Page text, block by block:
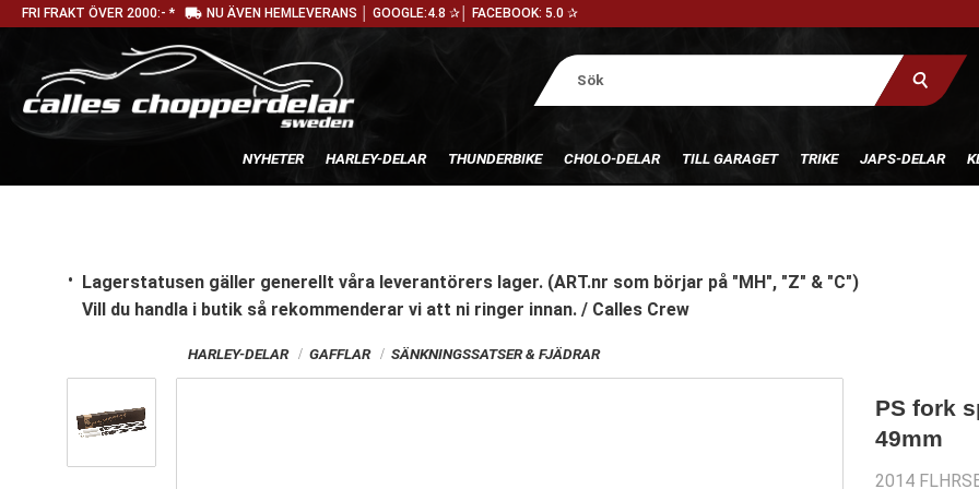
FRI FRAKT ÖVER 2000:- * local_shipping NU ÄVEN HEMLEVERANS │ GOOGLE:4.8 ✰│ FACEBOOK: 5.0 ✰
NYHETER HARLEY-DELAR THUNDERBIKE CHOLO-DELAR TILL GARAGET TRIKE JAPS-DELAR
Lagerstatusen gäller generellt våra leverantörers lager. (ART.nr som börjar på "MH", "Z" & "C")
Vill du handla i butik så rekommenderar vi att ni ringer innan. / Calles Crew
HARLEY-DELAR GAFFLAR SÄNKNINGSSATSER & FJÄDRAR
PS fork
49mm
2014